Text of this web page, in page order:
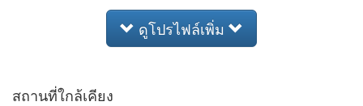
ดูโปรไฟล์เพิ่ม
สถานที่ใกล้เคียง